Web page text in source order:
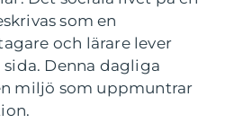
som en
och lärare lever
Denna dagliga
miljö som uppmuntrar